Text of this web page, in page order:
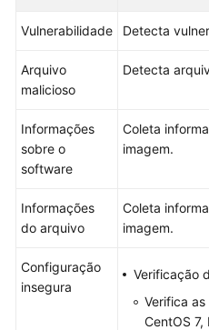
SWR
Visualização
informações
do
container
Vulnerabilidade Detecta
Arquivo
malicioso
Detecta
Informações
sobre o
software
Coleta
imagem.
Informações
do arquivo
Coleta
imagem.
Configuração
insegura
Verificação
Verifica
CentOS 7,